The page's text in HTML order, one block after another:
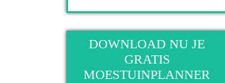
DOWNLOAD NU JE
GRATIS
MOESTUINPLANNER